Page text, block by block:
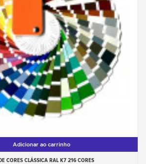
Adicionar ao carrinho
CORES CLÁSSICA RAL K7 216 CORES